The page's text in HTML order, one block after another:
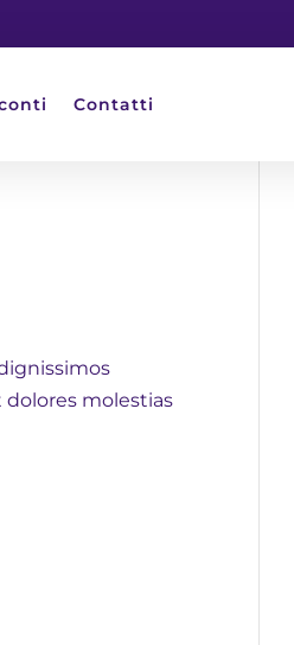
Contatti
molestias